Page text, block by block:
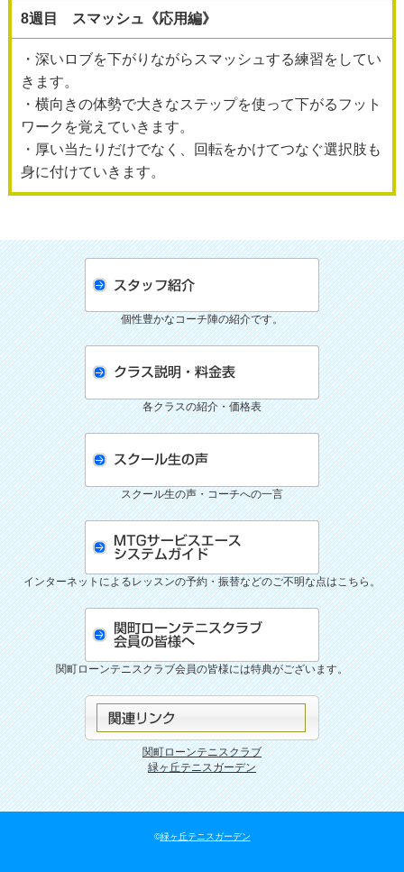
8週目 スマッシュ《応用編》
・深いロブを下がりながらスマッシュする練習をしてい
きます。
・横向きの体勢で大きなステップを使って下がるフット
ワークを覚えていきます。
・厚い当たりだけでなく、回転をかけてつなぐ選択肢も
身に付けていきます。
個性豊かなコーチ陣の紹介です。
各クラスの紹介・価格表
スクール生の声・コーチへの一言
インターネットによるレッスンの予約・振替などのご不明な点はこちら。
関町ローンテニスクラブ会員の皆様には特典がございます。
関町ローンテニスクラブ
緑ヶ丘テニスガーデン
©緑ヶ丘テニスガーデン